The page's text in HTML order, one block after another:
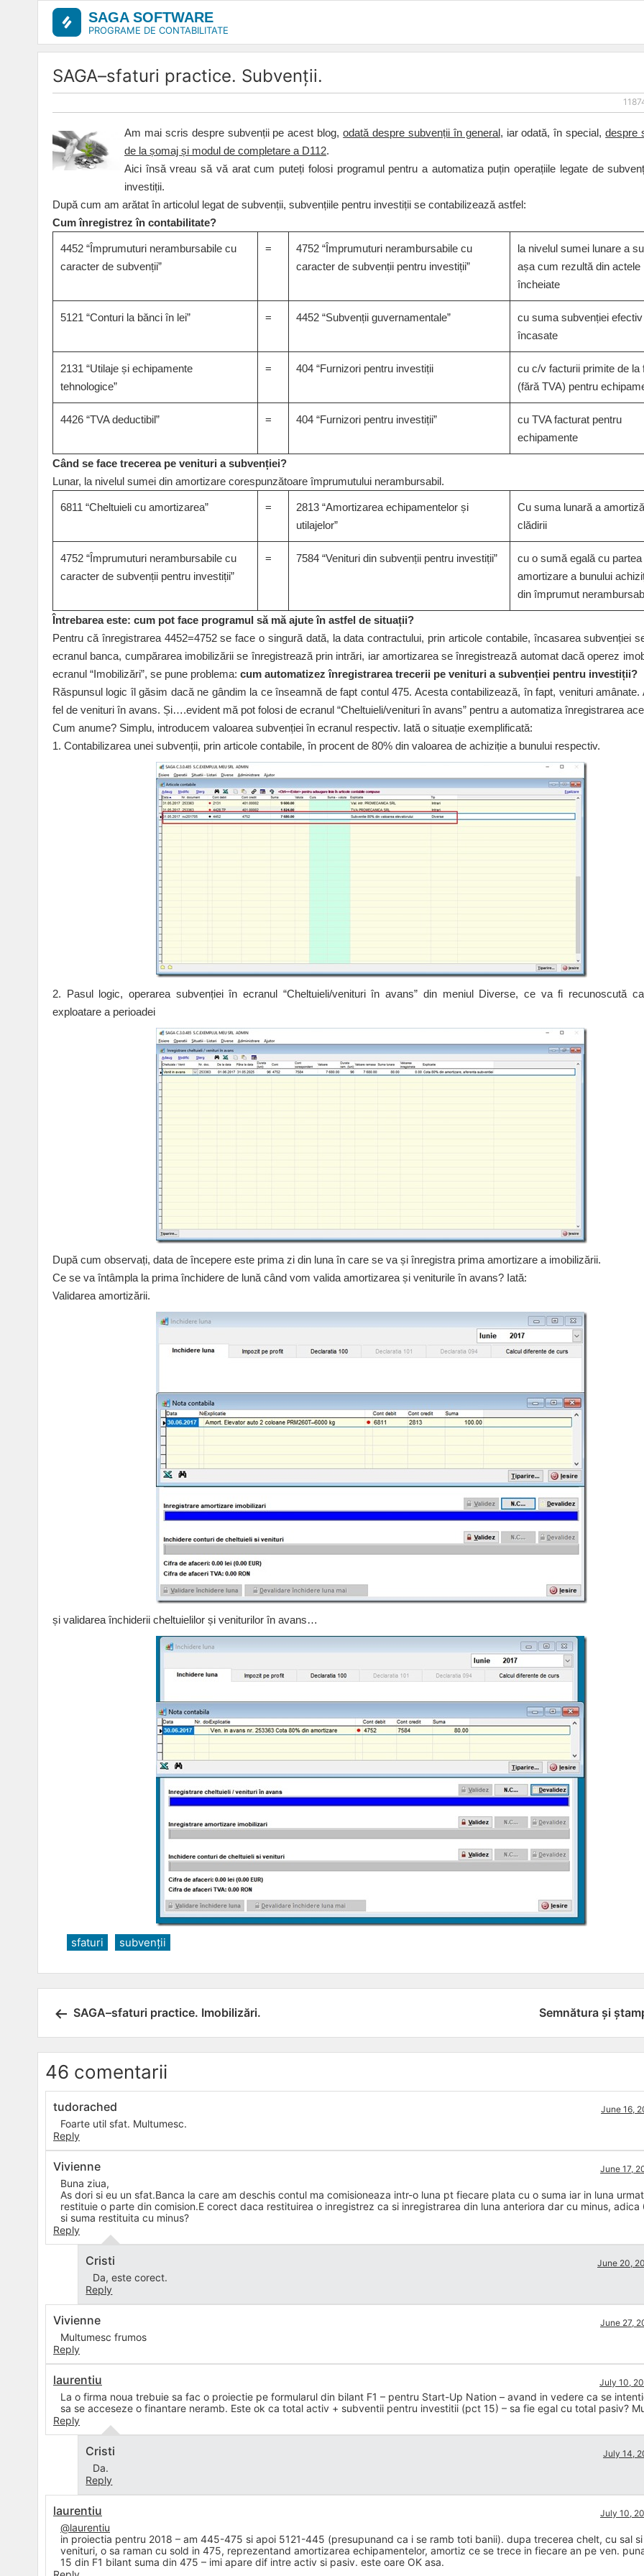
content
SAGA SOFTWARE
PROGRAME DE CONTABILITATE
SAGA–sfaturi practice. Subvenții.
Am mai scris despre subvenții pe acest blog,odată despre subvenții în general, iar odată, în special,despre
de la șomaj și modul de completare a D112.
Aici însă vreau să vă arat cum puteți folosi programul pentru a automatiza puțin operațiile legate de
investiții.
După cum am arătat în articolul legat de subvenții, subvențiile pentru investiții se contabilizează astfel:
Cum înregistrez în contabilitate?
4452 “Împrumuturi nerambursabile cu
caracter de subvenții”
=
4752 “Împrumuturi nerambursabile cu
caracter de subvenții pentru investiții”
la nivelul sumei lunare a
așa cum rezultă din actele
încheiate
5121 “Conturi la bănci în lei” = 4452 “Subvenții guvernamentale”
cu suma subvenției efectiv
încasate
2131 “Utilaje și echipamente
tehnologice”
= 404 “Furnizori pentru investiții
cu c/v facturii primite de la
(fără TVA) pentru
4426 “TVA deductibil” = 404 “Furnizori pentru investiții”
cu TVA facturat pentru
echipamente
Când se face trecerea pe venituri a subvenției?
Lunar, la nivelul sumei din amortizare corespunzătoare împrumutului nerambursabil.
6811 “Cheltuieli cu amortizarea” =
2813 “Amortizarea echipamentelor și
utilajelor”
Cu suma lunară a
clădirii
4752 “Împrumuturi nerambursabile cu
caracter de subvenții pentru investiții”
= 7584 “Venituri din subvenții pentru investiții”
cu o sumă egală cu partea
amortizare a bunului
din împrumut
Întrebarea este: cum pot face programul să mă ajute în astfel de situații?
Pentru că înregistrarea 4452=4752 se face o singură dată, la data contractului, prin articole contabile, încasarea subvenției
ecranul banca, cumpărarea imobilizării se înregistrează prin intrări, iar amortizarea se înregistrează automat dacă operez
ecranul “Imobilizări”, se pune problema: cum automatizez înregistrarea trecerii pe venituri a subvenției pentru investiții?
Răspunsul logic îl găsim dacă ne gândim la ce înseamnă de fapt contul 475. Acesta contabilizează, în fapt, venituri amânate.
fel de venituri în avans. Și….evident mă pot folosi de ecranul “Cheltuieli/venituri în avans” pentru a automatiza înregistrarea
Cum anume? Simplu, introducem valoarea subvenției în ecranul respectiv. Iată o situație exemplificată:
1. Contabilizarea unei subvenții, prin articole contabile, în procent de 80% din valoarea de achiziție a bunului respectiv.
2. Pasul logic, operarea subvenției în ecranul “Cheltuieli/venituri în avans” din meniul Diverse, ce va fi recunoscută
exploatare a perioadei
După cum observați, data de începere este prima zi din luna în care se va și înregistra prima amortizare a imobilizării.
Ce se va întâmpla la prima închidere de lună când vom valida amortizarea și veniturile în avans? Iată:
Validarea amortizării.
și validarea închiderii cheltuielilor și veniturilor în avans…
sfaturi subvenții
Post
navigation
SAGA–sfaturi practice. Imobilizări. Semnătura și
46 comentarii
tudorached June 16,
Foarte util sfat. Multumesc.
Reply
Vivienne June 17,
Buna ziua,
As dori si eu un sfat.Banca la care am deschis contul ma comisioneaza intr-o luna pt fiecare plata cu o suma iar in luna
restituie o parte din comision.E corect daca restituirea o inregistrez ca si inregistrarea din luna anteriora dar cu minus, adica
si suma restituita cu minus?
Reply
Cristi June 20,
Da, este corect.
Reply
Vivienne June 27,
Multumesc frumos
Reply
laurentiu July 10,
La o firma noua trebuie sa fac o proiectie pe formularul din bilant F1 – pentru Start-Up Nation – avand in vedere ca se
sa se acceseze o finantare neramb. Este ok ca total activ + subventii pentru investitii (pct 15) – sa fie egal cu total pasiv?
Reply
Cristi July 14,
Da.
Reply
laurentiu July 10,
@laurentiu
in proiectia pentru 2018 – am 445-475 si apoi 5121-445 (presupunand ca i se ramb toti banii). dupa trecerea chelt, cu sal
venituri, o sa raman cu sold in 475, reprezentand amortizarea echipamentelor, amortiz ce se trece in fiecare an pe ven.
15 din F1 bilant suma din 475 – imi apare dif intre activ si pasiv. este oare OK asa.